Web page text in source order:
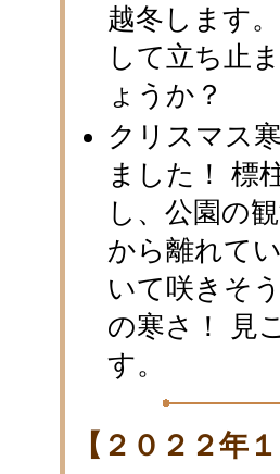
越冬します
して立ち止
ょうか？
クリスマス
ました！ 標
し、公園の
から離れて
いて咲きそ
の寒さ！ 見
す。
【２０２２年